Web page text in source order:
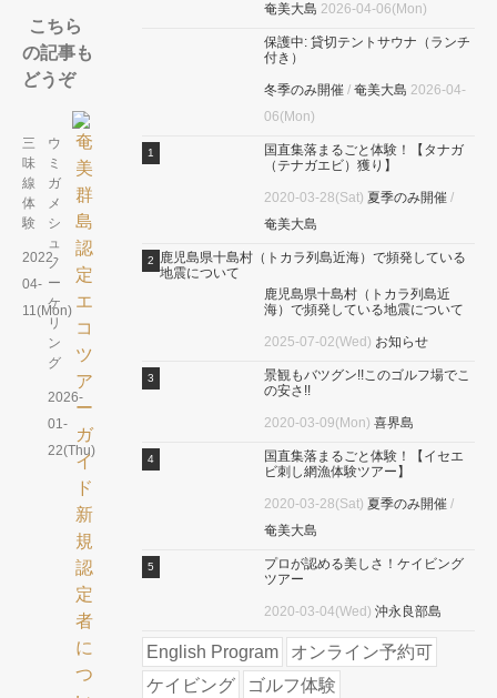
こちら
の記事も
どうぞ
三
味
線
体
験
2022-
04-
11(Mon)
ウ
ミ
ガ
メ
シ
ュ
ノ
ー
ケ
リ
ン
グ
2026-
01-
22(Thu)
奄美大島 2026-04-06(Mon)
保護中: 貸切テントサウナ（ランチ
付き）
冬季のみ開催 / 奄美大島 2026-04-
06(Mon)
国直集落まるごと体験！【タナガ
（テナガエビ）獲り】
2020-03-28(Sat) 夏季のみ開催 /
奄美大島
鹿児島県十島村（トカラ列島近
海）で頻発している地震について
2025-07-02(Wed) お知らせ
景観もバツグン!!このゴルフ場でこ
の安さ!!
2020-03-09(Mon) 喜界島
国直集落まるごと体験！【イセエ
ビ刺し網漁体験ツアー】
2020-03-28(Sat) 夏季のみ開催 /
奄美大島
プロが認める美しさ！ケイビング
ツアー
2020-03-04(Wed) 沖永良部島
English Program
オンライン予約可
ケイビング
ゴルフ体験